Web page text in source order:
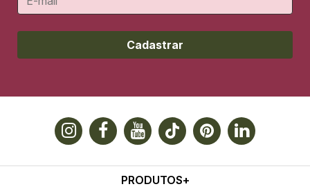
Cadastrar
PRODUTOS